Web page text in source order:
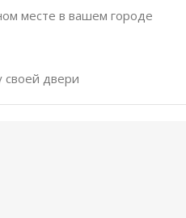
месте в вашем городе
своей двери